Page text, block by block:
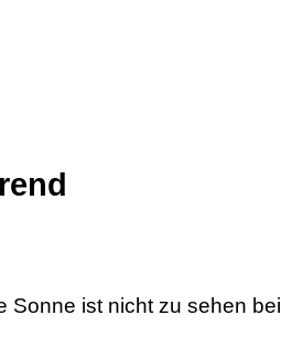
Sonne ist nicht zu sehen bei